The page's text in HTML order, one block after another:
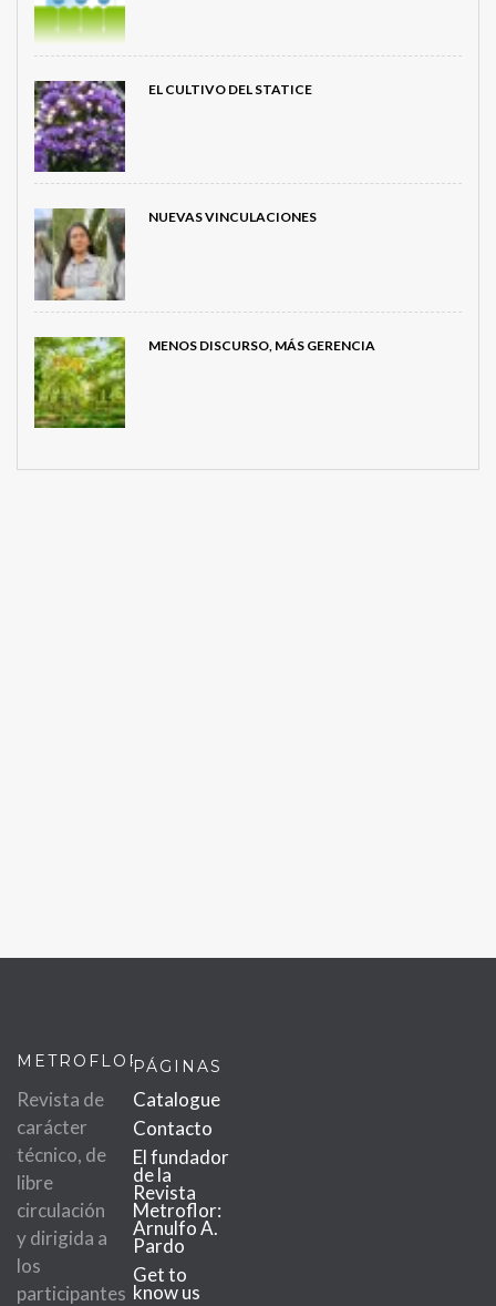
EL CULTIVO DEL STATICE
NUEVAS VINCULACIONES
MENOS DISCURSO, MÁS GERENCIA
METROFLOR
Revista de
carácter
técnico, de
libre
circulación
y dirigida a
los
participantes
PÁGINAS
Catalogue
Contacto
El fundador
de la
Revista
Metroflor:
Arnulfo A.
Pardo
Get to
know us